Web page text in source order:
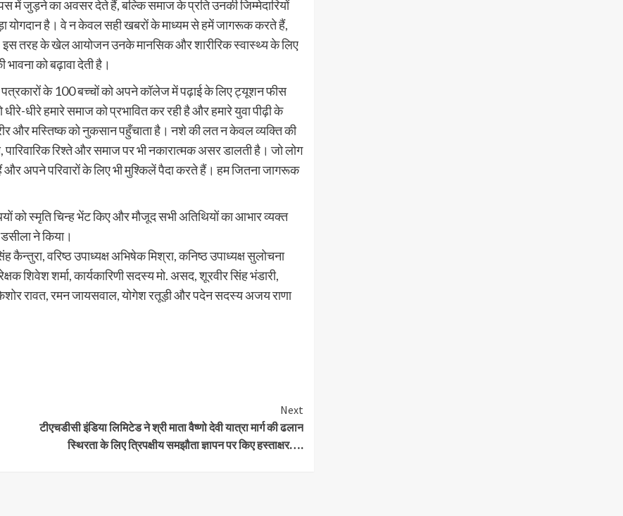
जुड़ने का अवसर देते हैं, बल्कि समाज के प्रति उनकी जिम्मेदारियों
योगदान है। वे न केवल सही खबरों के माध्यम से हमें जागरूक करते हैं,
इस तरह के खेल आयोजन उनके मानसिक और शारीरिक स्वास्थ्य के लिए
को बढ़ावा देती है।
के 100 बच्चों को अपने कॉलेज में पढ़ाई के लिए ट्यूशन फीस
धीरे हमारे समाज को प्रभावित कर रही है और हमारे युवा पीढ़ी के
और मस्तिष्क को नुकसान पहुँचाता है। नशे की लत न केवल व्यक्ति की
रिश्ते और समाज पर भी नकारात्मक असर डालती है। जो लोग
अपने परिवारों के लिए भी मुश्किलें पैदा करते हैं। हम जितना जागरूक
को स्मृति चिन्ह भेंट किए और मौजूद सभी अतिथियों का आभार व्यक्त
ने किया।
वरिष्ठ उपाध्यक्ष अभिषेक मिश्रा, कनिष्ठ उपाध्यक्ष सुलोचना
शिवेश शर्मा, कार्यकारिणी सदस्य मो. असद, शूरवीर सिंह भंडारी,
रावत, रमन जायसवाल, योगेश रतूड़ी और पदेन सदस्य अजय राणा
Next
टीएचडीसी इंडिया लिमिटेड ने श्री माता वैष्णो देवी यात्रा मार्ग की ढलान
स्थिरता के लिए त्रिपक्षीय समझौता ज्ञापन पर किए हस्ताक्षर….